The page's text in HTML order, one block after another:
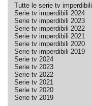
Tutte le serie tv imperdibili
Serie tv imperdibili 2024
Serie tv imperdibili 2023
Serie tv imperdibili 2022
Serie tv imperdibili 2021
Serie tv imperdibili 2020
Serie tv imperdibili 2019
Serie tv 2024
Serie tv 2023
Serie tv 2022
Serie tv 2021
Serie tv 2020
Serie tv 2019